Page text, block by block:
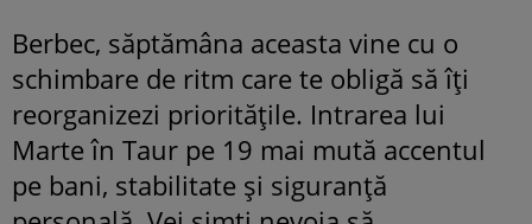
Berbec, săptămâna aceasta vine cu o
schimbare de ritm care te obligă să îți
reorganizezi prioritățile. Intrarea lui
Marte în Taur pe 19 mai mută accentul
pe bani, stabilitate și siguranță